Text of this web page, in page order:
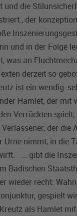
und die
der
und in der Folge
was an
derzeit so
ist ein wendig-
Hamlet, der mit
Verrückten
der die
Urne nimmt, in die
... gibt die
Badischen
wieder recht:
gespielt
als Hamlet